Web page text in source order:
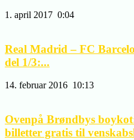
1. april 2017 0:04
Real Madrid – FC
del 1/3:...
14. februar 2016 10:13
Ovenpå Brøndbys
billetter gratis til